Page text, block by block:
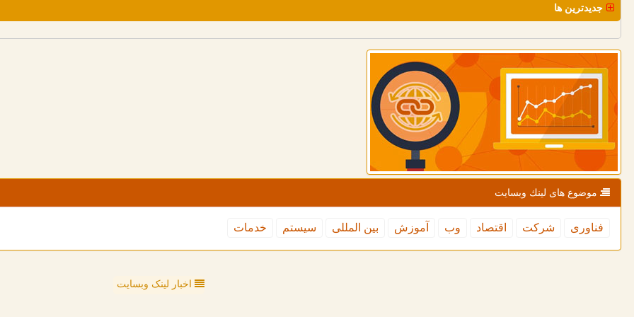
جدیدترین ها
موضوع های لینك وبسایت
فناوری شركت اقتصاد وب آموزش بین المللی سیستم خدمات
اخبار لینک وبسایت